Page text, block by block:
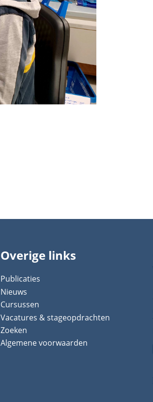
Overige links
Publicaties
Nieuws
Cursussen
Vacatures & stageopdrachten
Zoeken
Algemene voorwaarden